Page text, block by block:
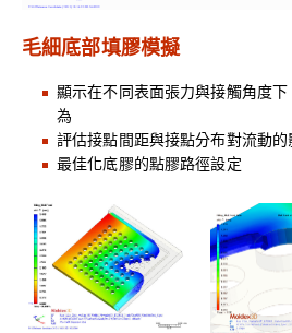
毛細底部填膠模擬
顯示在不同表面張力與接觸角度
為
評估接點間距與接點分布對流動的
最佳化底膠的點膠路徑設定